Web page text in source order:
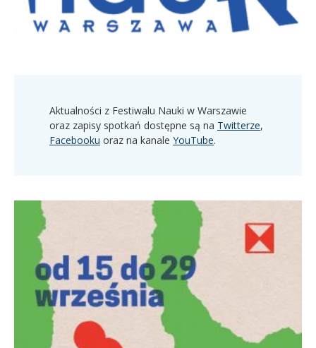
Aktualności z Festiwalu Nauki w Warszawie
oraz zapisy spotkań dostępne są na Twitterze,
Facebooku oraz na kanale YouTube.